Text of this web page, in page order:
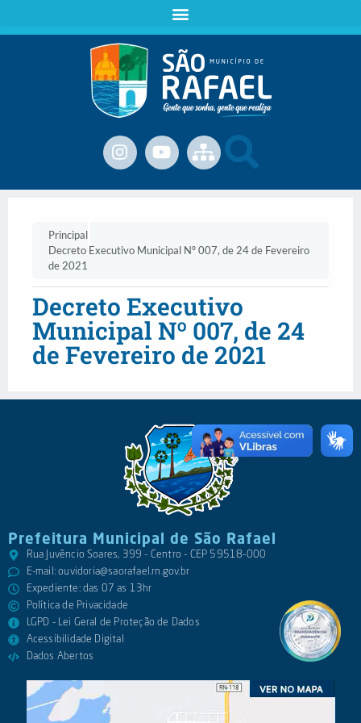
Principal
Decreto Executivo Municipal Nº 007, de 24 de Fevereiro
de 2021
Decreto Executivo
Municipal Nº 007, de 24
de Fevereiro de 2021
Prefeitura Municipal de São Rafael
Rua Juvêncio Soares, 399 - Centro - CEP 59518-000
E-mail:ouvidoria@saorafael.rn.gov.br
Expediente: das 07 as 13hr
Política de Privacidade
LGPD - Lei Geral de Proteção de Dados
Acessibilidade Digital
Dados Abertos